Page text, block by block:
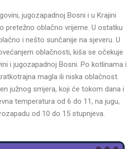
jugozapadnoj Bosni i u Krajini
pretežno oblačno vrijeme. U ostatku
i nešto sunčanije na sjeveru. U
oblačnosti, kiša se očekuje
i jugozapadnoj Bosni. Po kotlinama i
magla ili niska oblačnost.
južnog smjera, koji će tokom dana i
temperatura od 6 do 11, na jugu,
od 10 do 15 stupnjeva.